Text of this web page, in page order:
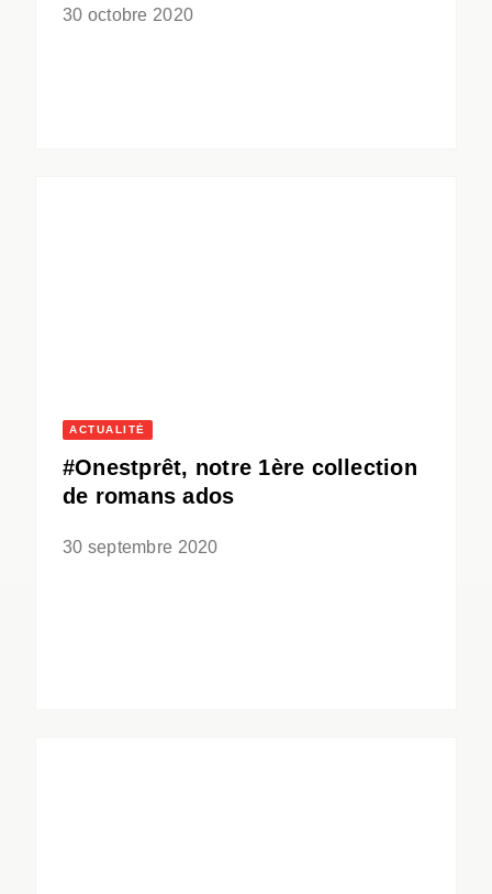
30 octobre 2020
ACTUALITÉ
#Onestprêt, notre 1ère collection
de romans ados
30 septembre 2020